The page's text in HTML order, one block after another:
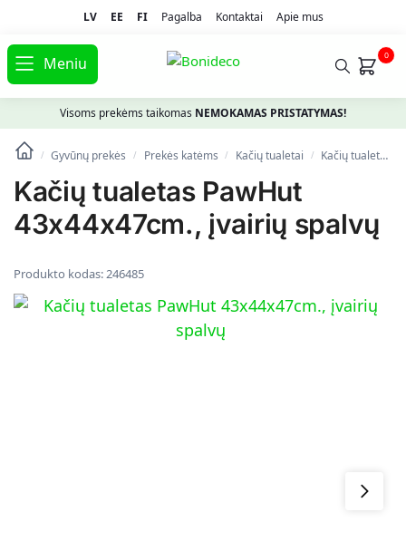
LV EE FI Pagalba Kontaktai Apie mus
Meniu 0
Visoms prekėms taikomas NEMOKAMAS PRISTATYMAS!
/ Gyvūnų prekės / Prekės katėms / Kačių tualetai / Kačių tualetas PawHut 43x44x47cm., įvairių spalvų
Kačių tualetas PawHut
43x44x47cm., įvairių spalvų
Produkto kodas:246485